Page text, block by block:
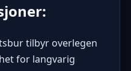
tilbyr overlegen
for langvarig